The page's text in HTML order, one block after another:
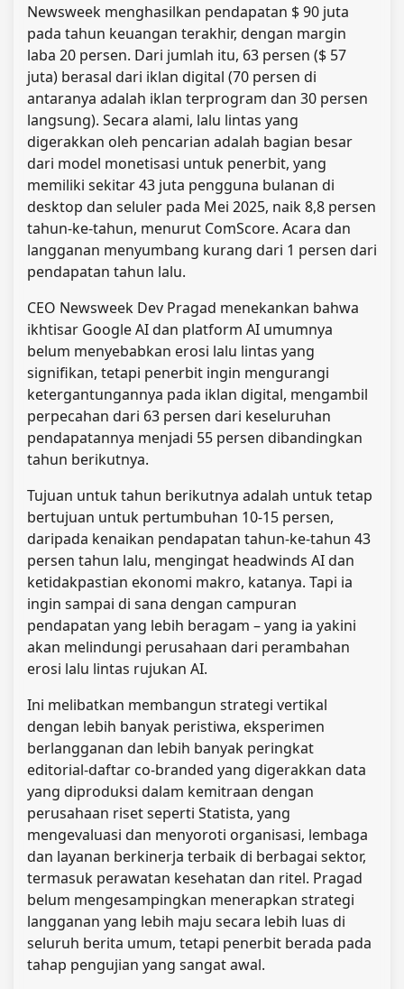
Newsweek menghasilkan pendapatan $ 90 juta
pada tahun keuangan terakhir, dengan margin
laba 20 persen. Dari jumlah itu, 63 persen ($ 57
juta) berasal dari iklan digital (70 persen di
antaranya adalah iklan terprogram dan 30 persen
langsung). Secara alami, lalu lintas yang
digerakkan oleh pencarian adalah bagian besar
dari model monetisasi untuk penerbit, yang
memiliki sekitar 43 juta pengguna bulanan di
desktop dan seluler pada Mei 2025, naik 8,8 persen
tahun-ke-tahun, menurut ComScore. Acara dan
langganan menyumbang kurang dari 1 persen dari
pendapatan tahun lalu.
CEO Newsweek Dev Pragad menekankan bahwa
ikhtisar Google AI dan platform AI umumnya
belum menyebabkan erosi lalu lintas yang
signifikan, tetapi penerbit ingin mengurangi
ketergantungannya pada iklan digital, mengambil
perpecahan dari 63 persen dari keseluruhan
pendapatannya menjadi 55 persen dibandingkan
tahun berikutnya.
Tujuan untuk tahun berikutnya adalah untuk tetap
bertujuan untuk pertumbuhan 10-15 persen,
daripada kenaikan pendapatan tahun-ke-tahun 43
persen tahun lalu, mengingat headwinds AI dan
ketidakpastian ekonomi makro, katanya. Tapi ia
ingin sampai di sana dengan campuran
pendapatan yang lebih beragam – yang ia yakini
akan melindungi perusahaan dari perambahan
erosi lalu lintas rujukan AI.
Ini melibatkan membangun strategi vertikal
dengan lebih banyak peristiwa, eksperimen
berlangganan dan lebih banyak peringkat
editorial-daftar co-branded yang digerakkan data
yang diproduksi dalam kemitraan dengan
perusahaan riset seperti Statista, yang
mengevaluasi dan menyoroti organisasi, lembaga
dan layanan berkinerja terbaik di berbagai sektor,
termasuk perawatan kesehatan dan ritel. Pragad
belum mengesampingkan menerapkan strategi
langganan yang lebih maju secara lebih luas di
seluruh berita umum, tetapi penerbit berada pada
tahap pengujian yang sangat awal.